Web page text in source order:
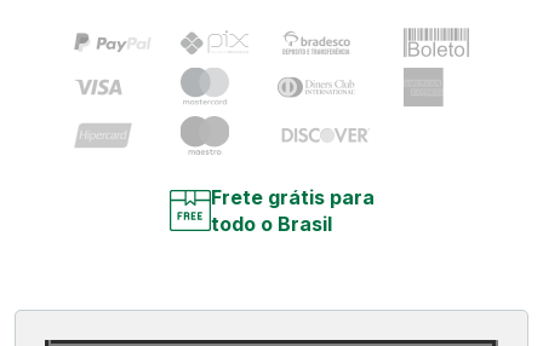
Frete grátis para
todo o Brasil